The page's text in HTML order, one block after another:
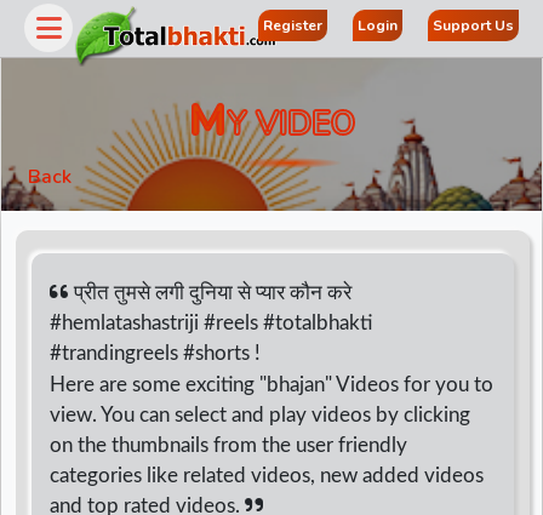
Register Login Support Us
MY VIDEO
Back
प्रीत तुमसे लगी दुनिया से प्यार कौन करे
#hemlatashastriji #reels #totalbhakti
#trandingreels #shorts !
Here are some exciting "bhajan" Videos for you to
view. You can select and play videos by clicking
on the thumbnails from the user friendly
categories like related videos, new added videos
and top rated videos.